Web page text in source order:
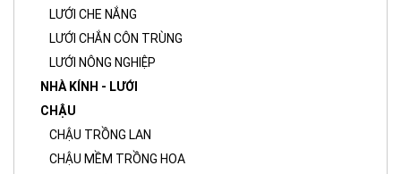
LƯỚI CHE NẮNG
LƯỚI CHẮN CÔN TRÙNG
LƯỚI NÔNG NGHIỆP
NHÀ KÍNH - LƯỚI
CHẬU
CHẬU TRỒNG LAN
CHẬU MỀM TRỒNG HOA